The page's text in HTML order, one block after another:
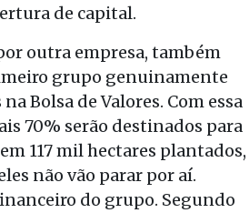
de capital.
outra empresa, também
grupo genuinamente
Bolsa de Valores. Com essa
70% serão destinados para
117 mil hectares plantados,
não vão parar por aí.
do grupo. Segundo